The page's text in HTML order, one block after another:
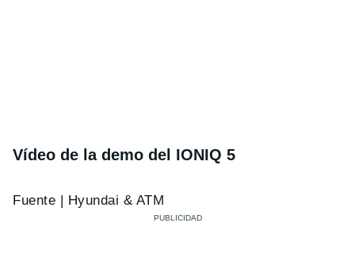
Vídeo de la demo del IONIQ 5
Fuente | Hyundai & ATM